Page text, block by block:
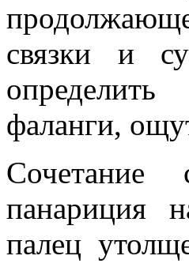
связки и
фаланги,
Сочетание
панариция
палец